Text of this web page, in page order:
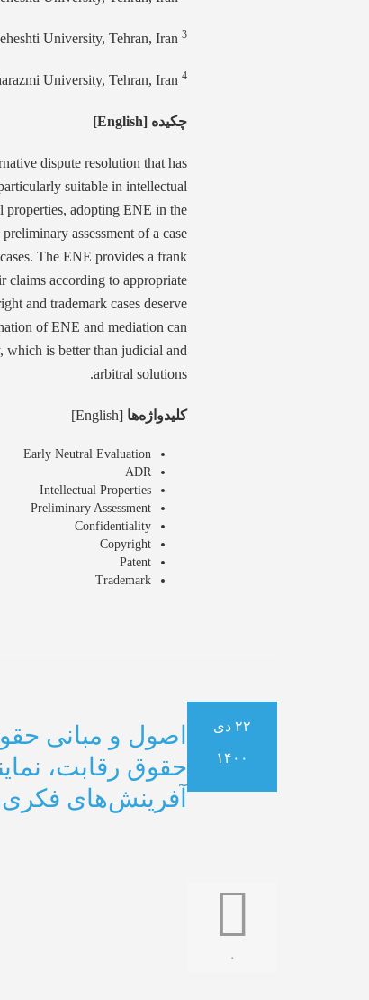
3
4
چکیده [English]
dispute resolution that has
suitable in intellectual
properties, adopting ENE in the
assessment of a case
The ENE provides a frank
claims according to appropriate
and trademark cases deserve
of ENE and mediation can
which is better than judicial and
arbitral solutions.
کلیدواژه‌ها [English]
Early Neutral Evaluation
ADR
Intellectual Properties
Preliminary Assessment
Confidentiality
Copyright
Patent
Trademark
۲۲ دی
۱۴۰۰
۰
اصول و مبانی
حقوق رقابت،
آفرینش‌های